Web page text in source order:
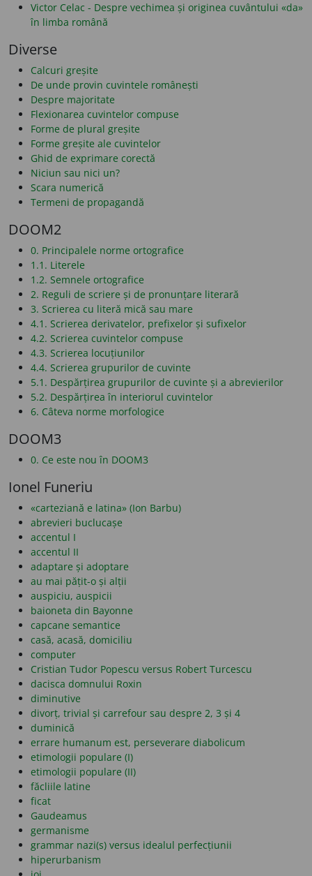
Victor Celac - Despre vechimea și originea cuvântului «da»
în limba română
Diverse
Calcuri greșite
De unde provin cuvintele românești
Despre majoritate
Flexionarea cuvintelor compuse
Forme de plural greșite
Forme greșite ale cuvintelor
Ghid de exprimare corectă
Niciun sau nici un?
Scara numerică
Termeni de propagandă
DOOM2
0. Principalele norme ortografice
1.1. Literele
1.2. Semnele ortografice
2. Reguli de scriere și de pronunțare literară
3. Scrierea cu literă mică sau mare
4.1. Scrierea derivatelor, prefixelor și sufixelor
4.2. Scrierea cuvintelor compuse
4.3. Scrierea locuțiunilor
4.4. Scrierea grupurilor de cuvinte
5.1. Despărțirea grupurilor de cuvinte și a abrevierilor
5.2. Despărțirea în interiorul cuvintelor
6. Câteva norme morfologice
DOOM3
0. Ce este nou în DOOM3
Ionel Funeriu
«carteziană e latina» (Ion Barbu)
abrevieri buclucașe
accentul I
accentul II
adaptare și adoptare
au mai pățit-o și alții
auspiciu, auspicii
baioneta din Bayonne
capcane semantice
casă, acasă, domiciliu
computer
Cristian Tudor Popescu versus Robert Turcescu
dacisca domnului Roxin
diminutive
divorț, trivial și carrefour sau despre 2, 3 și 4
duminică
errare humanum est, perseverare diabolicum
etimologii populare (I)
etimologii populare (II)
făcliile latine
ficat
Gaudeamus
germanisme
grammar nazi(s) versus idealul perfecțiunii
hiperurbanism